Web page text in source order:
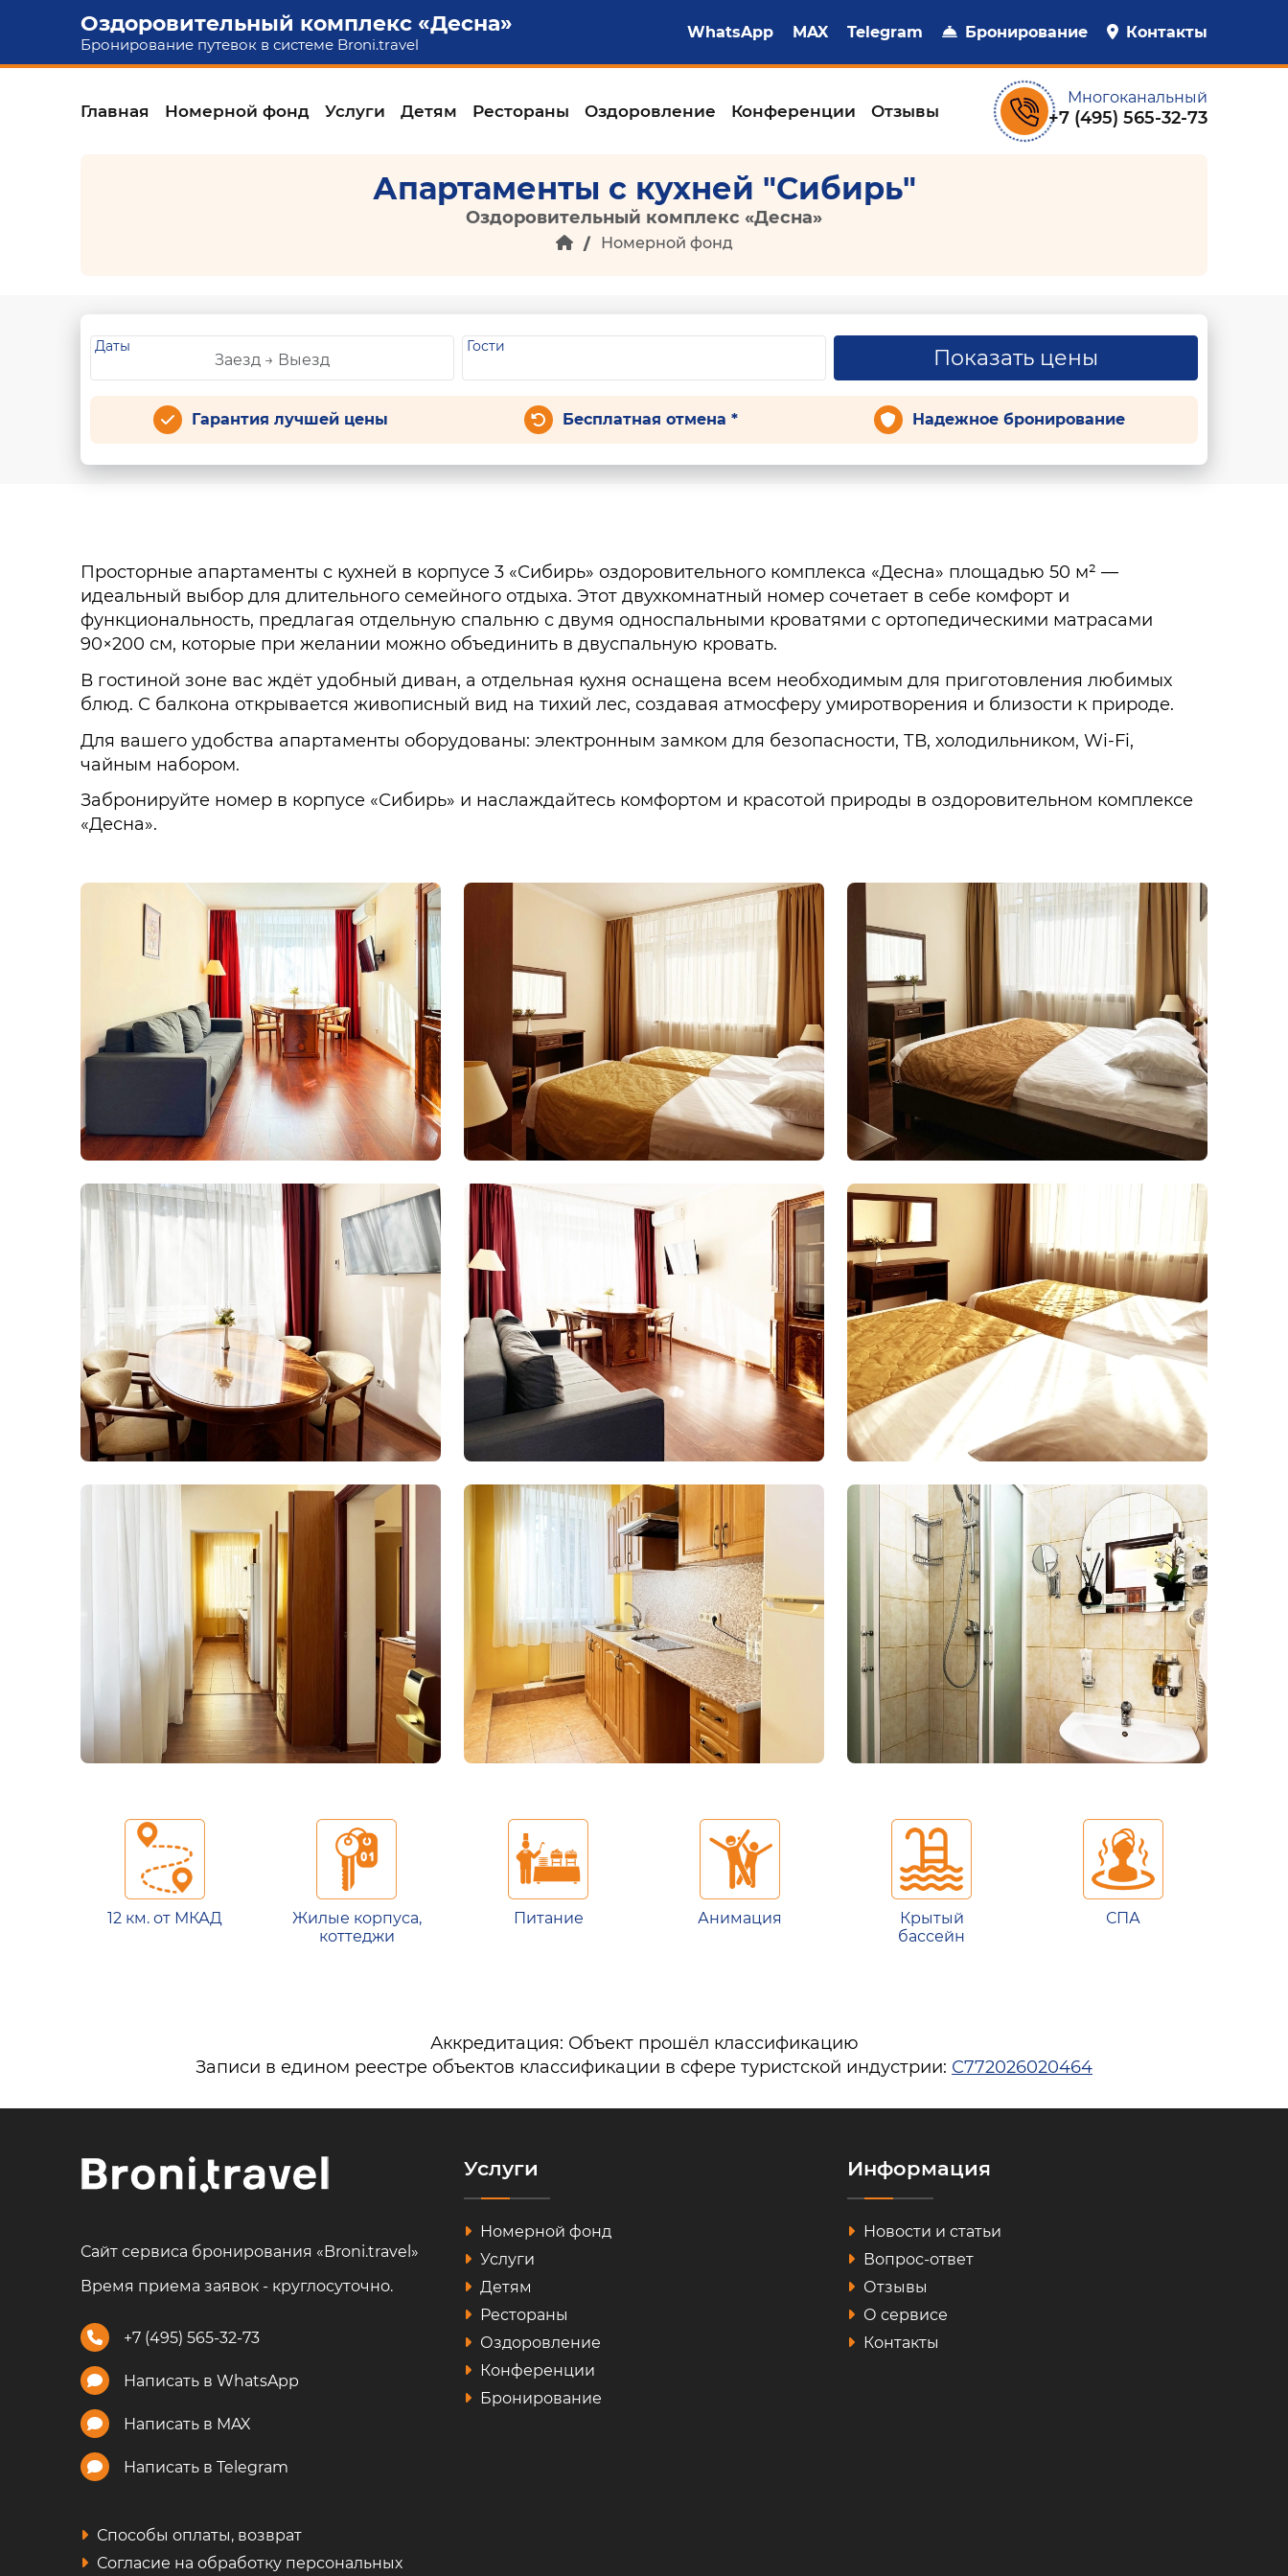
Оздоровительный комплекс «Десна»
Бронирование путевок в системе Broni.travel
WhatsApp MAX Telegram Бронирование Контакты
Главная Номерной фонд Услуги Детям Рестораны Оздоровление Конференции Отзывы
Многоканальный
+7 (495) 565-32-73
Апартаменты с кухней "Сибирь"
Оздоровительный комплекс «Десна»
Номерной фонд
Даты Гости Показать цены
Гарантия лучшей цены Бесплатная отмена * Надежное бронирование
Просторные апартаменты с кухней в корпусе 3 «Сибирь» оздоровительного комплекса «Десна» площадью 50 м² —
идеальный выбор для длительного семейного отдыха. Этот двухкомнатный номер сочетает в себе комфорт и
функциональность, предлагая отдельную спальню с двумя односпальными кроватями с ортопедическими матрасами
90×200 см, которые при желании можно объединить в двуспальную кровать.
В гостиной зоне вас ждёт удобный диван, а отдельная кухня оснащена всем необходимым для приготовления любимых
блюд. С балкона открывается живописный вид на тихий лес, создавая атмосферу умиротворения и близости к природе.
Для вашего удобства апартаменты оборудованы: электронным замком для безопасности, ТВ, холодильником, Wi-Fi,
чайным набором.
Забронируйте номер в корпусе «Сибирь» и наслаждайтесь комфортом и красотой природы в оздоровительном комплексе
«Десна».
12 км. от МКАД
Жилые корпуса,
коттеджи
Питание Анимация
Крытый
бассейн
СПА
Аккредитация: Объект прошёл классификацию
Записи в едином реестре объектов классификации в сфере туристской индустрии: С772026020464
Сайт сервиса бронирования «Broni.travel»
Время приема заявок - круглосуточно.
+7 (495) 565-32-73
Написать в WhatsApp
Написать в MAX
Написать в Telegram
Способы оплаты, возврат
Согласие на обработку персональных
Услуги
Номерной фонд
Услуги
Детям
Рестораны
Оздоровление
Конференции
Бронирование
Информация
Новости и статьи
Вопрос-ответ
Отзывы
О сервисе
Контакты